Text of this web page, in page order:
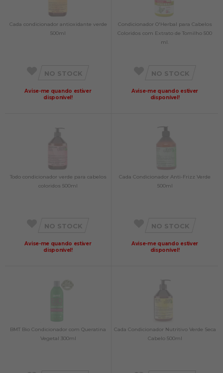
Cada condicionador antioxidante verde
500ml
NO STOCK
Avise-me quando estiver
disponível!
Condicionador O'Herbal para Cabelos
Coloridos com Extrato de Tomilho 500
ml.
NO STOCK
Avise-me quando estiver
disponível!
Todo condicionador verde para cabelos
coloridos 500ml
NO STOCK
Avise-me quando estiver
disponível!
Cada Condicionador Anti-Frizz Verde
500ml
NO STOCK
Avise-me quando estiver
disponível!
BMT Bio Condicionador com Queratina
Vegetal 300ml
Cada Condicionador Nutritivo Verde Seca
Cabelo 500ml